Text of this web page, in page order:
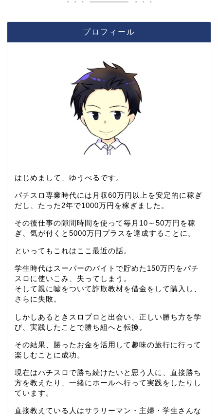
プロフィール
はじめまして、ゆうべるです。
パチスロ専業時代には月収60万円以上を安定的に稼ぎ
だし、たった2年で1000万円を稼ぎました。
その後仕事の隙間時間を使って毎月10～50万円を稼
ぎ、気が付くと5000万円プラスを達成することに。
といってもこれはここ最近の話。
学生時代はスーパーのバイトで貯めた150万円をパチ
スロに使いこみ、失ってしまう。
そして親に嘘をついて詐欺教材を借金をして購入し、
さらに失敗。
しかしあるときスロプロと出会い、正しい勝ち方を学
び、実践したことで勝ち組へと転換。
その結果、勝ったお金を活用して趣味の旅行に行って
楽しむことに成功。
現在はパチスロで勝ち続けたいと思う人に、直接勝ち
方を教えたり、一緒にホールへ行って実践をしたりし
ています。
直接教えている人はサラリーマン・主婦・学生さんな